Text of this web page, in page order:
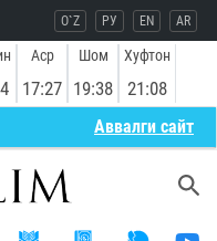
O`Z РУ EN AR
Аср
17:27
Шом
19:38
Хуфтон
21:08
Aввалги сайт